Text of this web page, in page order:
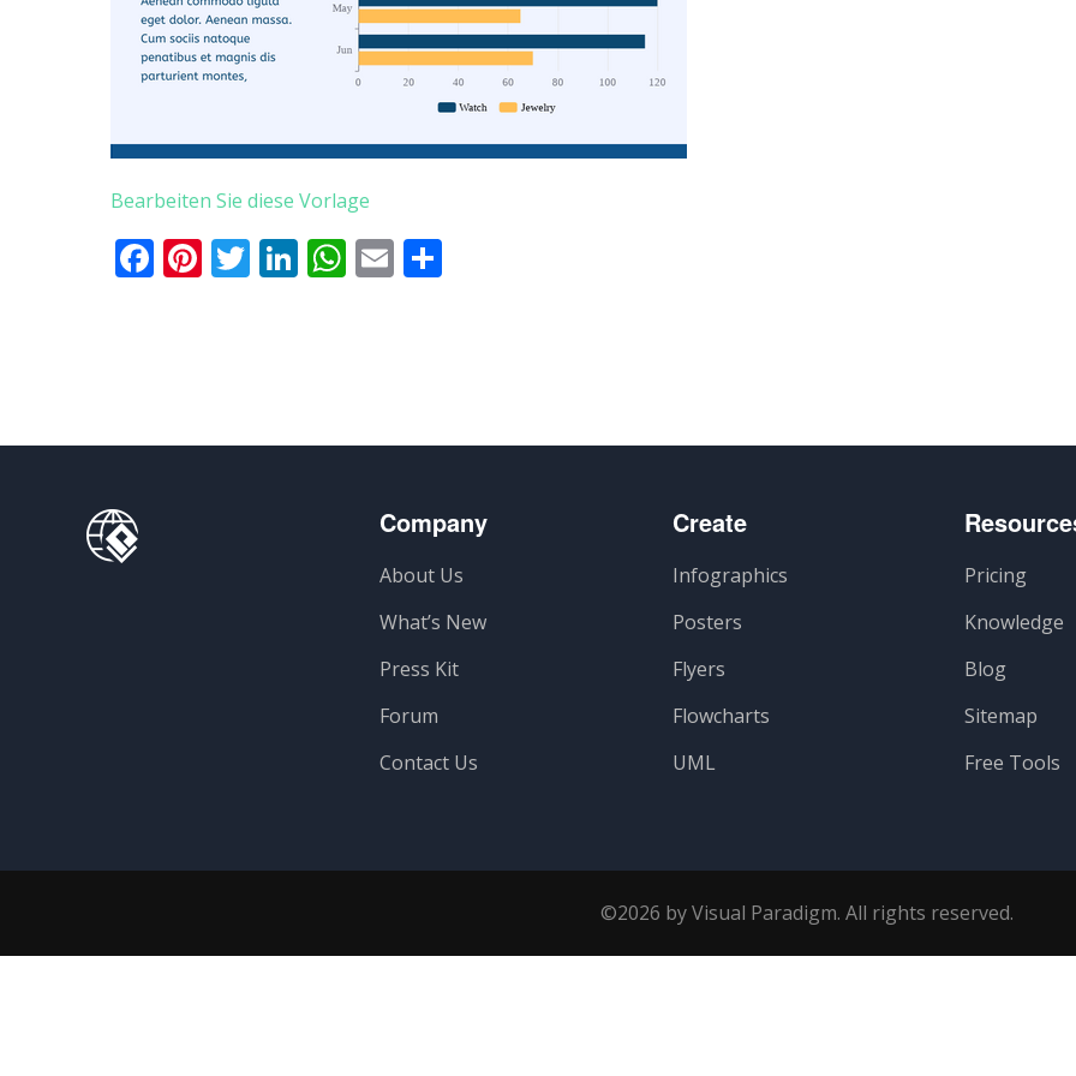
Bearbeiten Sie diese Vorlage
Facebook
Pinterest
Twitter
LinkedIn
WhatsApp
Email
Company
About Us
What’s New
Press Kit
Forum
Contact Us
Create
Infographics
Posters
Flyers
Flowcharts
UML
Pricing
Knowledge
Blog
Sitemap
Free Tools
©2026 by Visual Paradigm. All rights reserved.